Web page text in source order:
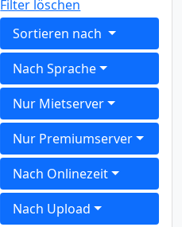
Filter löschen
Sortieren nach
Nach Sprache
Nur Mietserver
Nur Premiumserver
Nach Onlinezeit
Nach Upload